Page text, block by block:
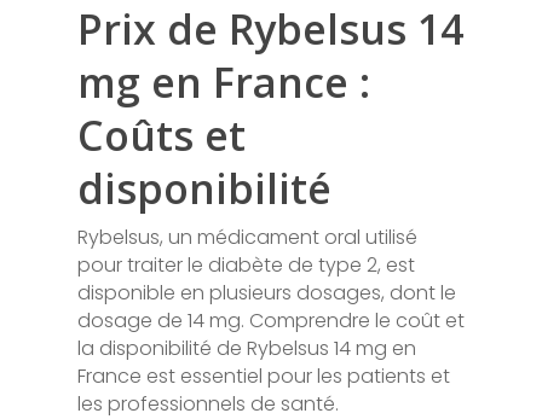
Prix de Rybelsus 14
mg en France :
Coûts et
disponibilité
Rybelsus, un médicament oral utilisé
pour traiter le diabète de type 2, est
disponible en plusieurs dosages, dont le
dosage de 14 mg. Comprendre le coût et
la disponibilité de Rybelsus 14 mg en
France est essentiel pour les patients et
les professionnels de santé.